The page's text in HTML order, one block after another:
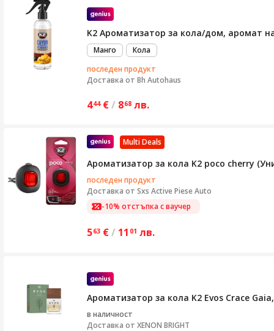
K2 Ароматизатор за кола/дом, аромат
Манго
Кола
последен продукт
Доставка от Bh Autohaus
444 €/ 868 лв.
Multi Deals
Ароматизатор за кола K2 poco cherry
последен продукт
Доставка от Sxs Active Piese Auto
-10% отстъпка с ваучер
563 €/ 11 01 лв.
Ароматизатор за кола K2 Evos Crace
в наличност
Доставка от XENON BRIGHT